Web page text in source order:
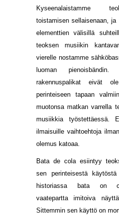
Kyseenalaistamme
toistamisen sellaisenaan, ja
elementtien välisillä
teoksen musiikin
vierelle nostamme
luoman pienoisbändin.
rakennuspalikat eivät
perinteiseen tapaan
muotonsa matkan varrella
musiikkia työstettäessä.
ilmaisuille vaihtoehtoja
olemus katoaa.
Bata de cola esiintyy
sen perinteisestä
historiassa bata on
vaatepartta imitoiva
Sittemmin sen käyttö on